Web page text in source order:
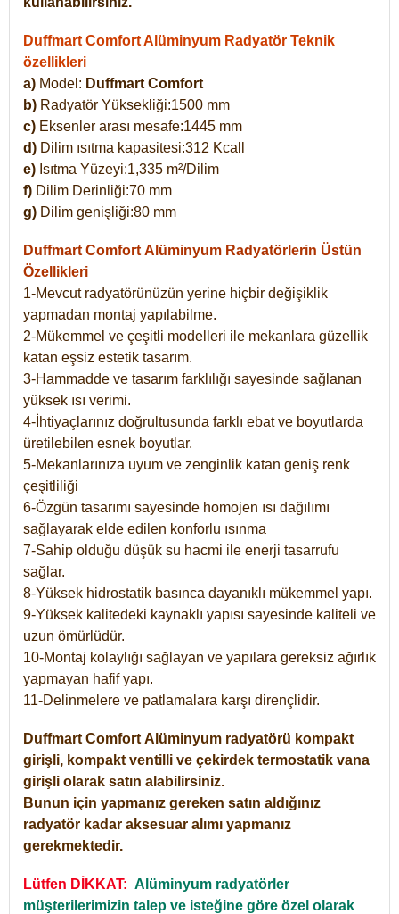
Duffmart Comfort Alüminyum Radyatör Teknik
özellikleri
a) Model: Duffmart Comfort
b) Radyatör Yüksekliği:1500 mm
c) Eksenler arası mesafe:1445 mm
d) Dilim ısıtma kapasitesi:312 Kcall
e) Isıtma Yüzeyi:1,335 m²/Dilim
f) Dilim Derinliği:70 mm
g) Dilim genişliği:80 mm
Duffmart Comfort Alüminyum Radyatörlerin Üstün
Özellikleri
1-Mevcut radyatörünüzün yerine hiçbir değişiklik
yapmadan montaj yapılabilme.
2-Mükemmel ve çeşitli modelleri ile mekanlara güzellik
katan eşsiz estetik tasarım.
3-Hammadde ve tasarım farklılığı sayesinde sağlanan
yüksek ısı verimi.
4-İhtiyaçlarınız doğrultusunda farklı ebat ve boyutlarda
üretilebilen esnek boyutlar.
5-Mekanlarınıza uyum ve zenginlik katan geniş renk
çeşitliliği
6-Özgün tasarımı sayesinde homojen ısı dağılımı
sağlayarak elde edilen konforlu ısınma
7-Sahip olduğu düşük su hacmi ile enerji tasarrufu
sağlar.
8-Yüksek hidrostatik basınca dayanıklı mükemmel yapı.
9-Yüksek kalitedeki kaynaklı yapısı sayesinde kaliteli ve
uzun ömürlüdür.
10-Montaj kolaylığı sağlayan ve yapılara gereksiz ağırlık
yapmayan hafif yapı.
11-Delinmelere ve patlamalara karşı dirençlidir.
Duffmart Comfort Alüminyum radyatörü kompakt
girişli, kompakt ventilli ve çekirdek termostatik vana
girişli olarak satın alabilirsiniz.
Bunun için yapmanız gereken satın aldığınız
radyatör kadar aksesuar alımı yapmanız
gerekmektedir.
Lütfen DİKKAT: Alüminyum radyatörler
müşterilerimizin talep ve isteğine göre özel olarak